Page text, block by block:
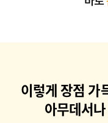
이렇게 장점 가
아무데서